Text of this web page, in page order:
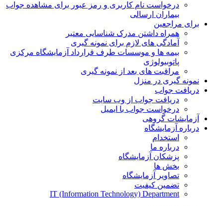
درخواست نام کاربری و رمز عبور برای مشاهده جواب
بیماران ارسالی
برای مراجعین
همراه داشتن مدرک شناسایی معتبر
آمادگی های لازم برای نمونه گیری
بیمه ها و موسسات طرف قرارداد آزمایشگاه مرکزی
پاتوبیولوژی
مراقبت های بعد از نمونه گیری
نمونه گیری در منزل
دریافت جواب
دریافت جواب از وب سایت
درخواست جواب با ایمیل
آزمایشات گروهی
درباره آزمایشگاه
استخدام
درباره ما
پزشکان آزمایشگاه
بخش ها
تصاویر آزمایشگاه
تضمین کیفیت
IT (Information Technology) Department